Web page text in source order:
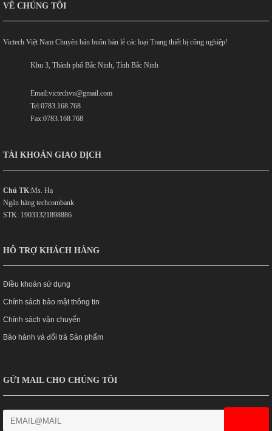
VỀ CHÚNG TÔI
Victech Việt Nam Chuyên bán buôn bán lẻ các loại Trang thiết bị công nghiệp!
Khu 3, Thành phố Bắc Ninh, Tỉnh Bắc Ninh
Email:victechvn@gmail.com
Tel:0783.168.768
Fax:0783.168.768
TÀI KHOẢN GIAO DỊCH
Chủ TK:Ms. Hạ
Ngân hàng techcombank
STK: 19031321898886
HỖ TRỢ KHÁCH HÀNG
Điều khoản sử dụng
Chính sách bảo mật thông tin
Chính sách vận chuyển
Bảo hành và đổi trả Sản phẩm
GỬI MAIL CHO CHÚNG TÔI